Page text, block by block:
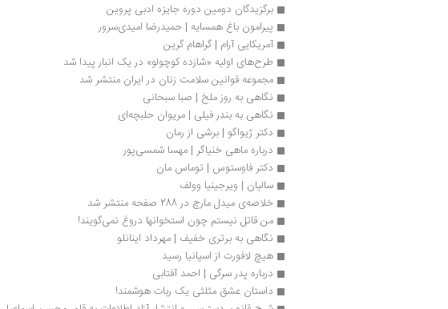
برگزیدگان دومین دوره جایزه ادبی پروین
پیرامون باغ همسایه | حمیدرضا امیدی‌سرور
آمریکایی آرام | گراهام گرین
طرح‌های اولیه «شازده کوچولو» در یک انبار پیدا شد
مجموعه قوانین سلامت زنان در ایران منتشر شد
نگاهی به روز ملخ | صبا سبحانی
نگاهی به بندر فیلی | مریوان حلبچه‌ای
دکتر ژیواگو | برشی از رمان
درباره ماهی خنیاگر | مهسا شمسی‌پور
دکتر فاوستوس | توماس مان
سالیان | ویرجینیا وولف
خلاصه‌ی میدل مارچ در 288 صفحه منتشر شد
من قاتل نیستم چون استخوانها دروغ نمی‌گویند!
نگاهی به برتری خفیف | مهرداد اینانلو
هیچ لافورت از اسپانیا رسید
درباره پدر سرگی | احمد آفتابی
داستان عشق مثلثی یک ربات هوشمند!